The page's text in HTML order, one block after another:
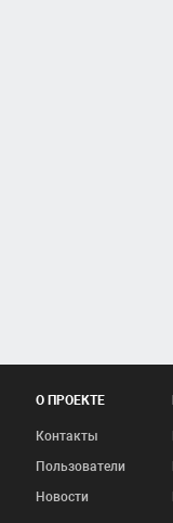
О ПРОЕКТЕ
Контакты
Пользователи
Новости